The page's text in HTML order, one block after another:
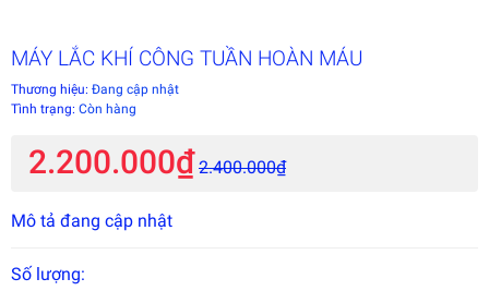
MÁY LẮC KHÍ CÔNG TUẦN HOÀN MÁU
Thương hiệu: Đang cập nhật
Tình trạng: Còn hàng
2.200.000₫ 2.400.000₫
Mô tả đang cập nhật
Số lượng: